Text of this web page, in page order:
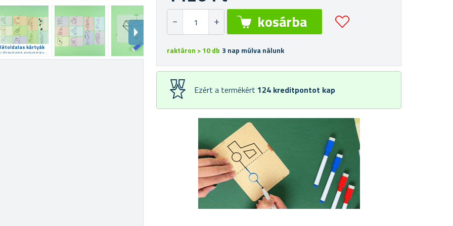
kártyák
Ez 20 képet jelent, amelyeket újra és újra meg lehet rajzolni! raktáron > 10 db 3 nap múlva nálunk
Ezért a termékért 124 kreditpontot kap